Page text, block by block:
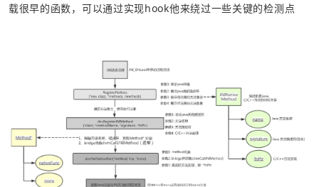
载很早的函数，可以通过实现hook他来绕过一些关键的检测点